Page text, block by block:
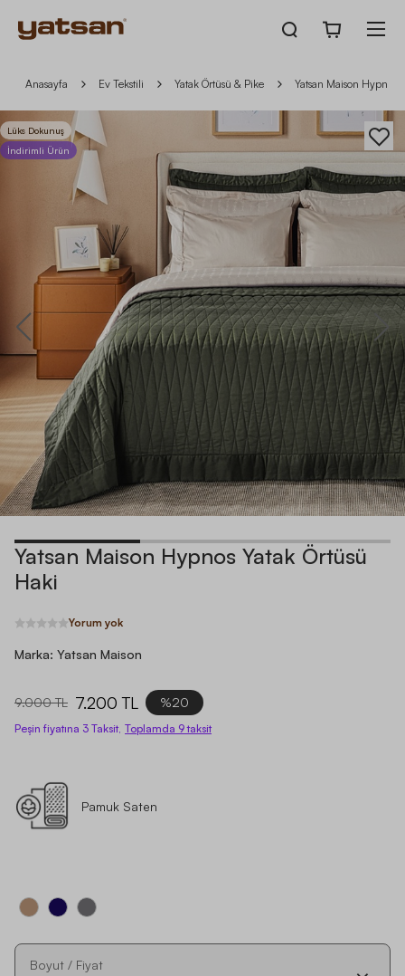
Anasayfa Ev Tekstili Yatak Örtüsü & Pike Yatsan Maison Hypnos
Lüks Dokunuş
İndirimli Ürün
Yatsan Maison Hypnos Yatak Örtüsü
Haki
Yorum yok
Marka: Yatsan Maison
9.000 TL 7.200 TL %20
Peşin fiyatına 3 Taksit, Toplamda 9taksit
Pamuk Saten
Boyut / Fiyat